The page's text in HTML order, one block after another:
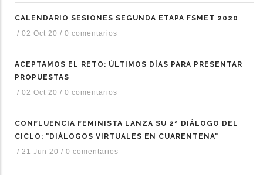
CALENDARIO SESIONES SEGUNDA ETAPA FSMET 2020
/ 02 Oct 20 / 0 comentarios
ACEPTAMOS EL RETO: ÚLTIMOS DÍAS PARA PRESENTAR
PROPUESTAS
/ 02 Oct 20 / 0 comentarios
CONFLUENCIA FEMINISTA LANZA SU 2º DIÁLOGO DEL
CICLO: "DIÁLOGOS VIRTUALES EN CUARENTENA"
/ 21 Jun 20 / 0 comentarios